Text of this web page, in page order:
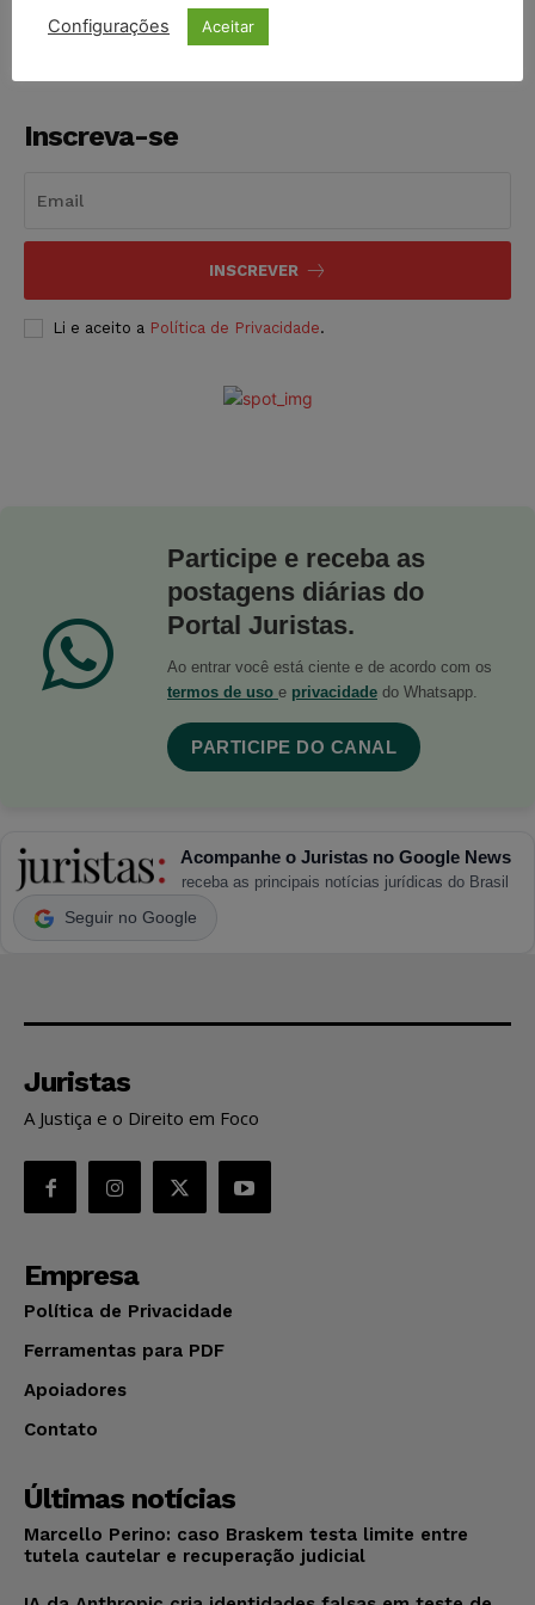
Inscreva-se
INSCREVER
Li e aceito a Política de Privacidade.
Participe e receba as
postagens diárias do
Portal Juristas.
Ao entrar você está ciente e de acordo com os
termos de uso e privacidade do Whatsapp.
PARTICIPE DO CANAL
Acompanhe o Juristas no Google News
receba as principais notícias jurídicas do Brasil
Seguir no Google
Juristas
A Justiça e o Direito em Foco
Empresa
Política de Privacidade
Ferramentas para PDF
Apoiadores
Contato
Últimas notícias
Marcello Perino: caso Braskem testa limite entre
tutela cautelar e recuperação judicial
Configurações Aceitar